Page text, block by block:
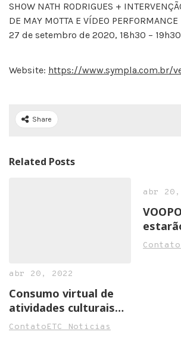
SHOW NATH RODRIGUES +
DE MAY MOTTA E VÍDEO
27 de setembro de 2020, 18h30 – 19h30
Website: https://www.sympla.com.br/
Share
Related Posts
abr 20, 2022
Consumo virtual de
atividades culturais
cresce na pandemia
ContatoETC Noticias
abr 20,
2022